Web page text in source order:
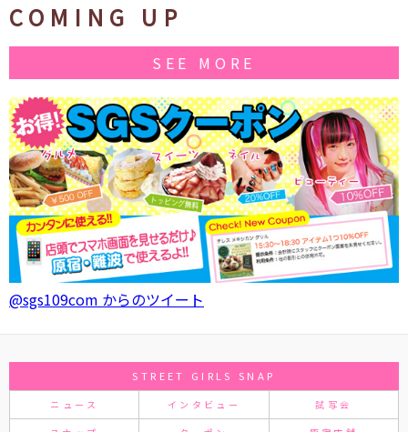
COMING UP
SEE MORE
@sgs109com からのツイート
STREET GIRLS SNAP
ニュース インタビュー 試写会